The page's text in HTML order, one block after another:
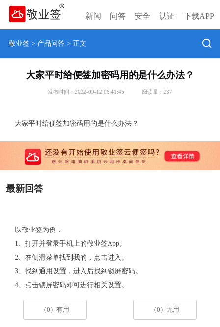
新闻 问答 安全 认证 下载APP
敬业签> 产品问答> 正文
大家平时给便签加密码用的是什么办法？
发布时间：2022-09-12 08:41:45 阅读量： 237
大家平时给便签加密码用的是什么办法？
最新回答
以敬业签为例：
1、打开并登录手机上的敬业签App。
2、 在侧滑菜单找到我的 ，点击进入。
3、找到通用设置，进入后找到锁屏密码。
4、点击锁屏密码即可进行相关设置。
（0）有用 （0）无用